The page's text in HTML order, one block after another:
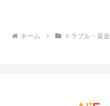
ホーム
トラブル・返金